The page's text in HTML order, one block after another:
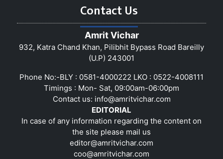
Contact Us
Amrit Vichar
932, Katra Chand Khan, Pilibhit Bypass Road Bareilly
(U.P) 243001
Phone No:-BLY : 0581-4000222 LKO : 0522-4008111
Timings : Mon- Sat, 09:00am-06:00pm
Contact us: info@amritvichar.com
EDITORIAL
In case of any information regarding the content on
the site please mail us
editor@amritvichar.com
coo@amritvichar.com